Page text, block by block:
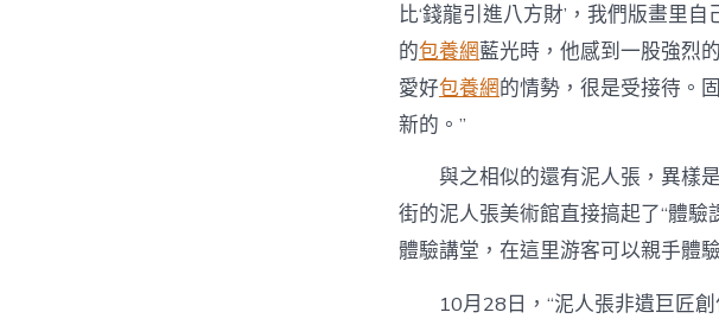
比‘錢龍引進八方財’，我們版畫里
的包養網藍光時，他感到一股強烈
愛好包養網的情勢，很是受接待。
新的。”
與之相似的還有泥人張，異樣
街的泥人張美術館直接搞起了“體驗
體驗講堂，在這里游客可以親手體
10月28日，“泥人張非遺巨匠